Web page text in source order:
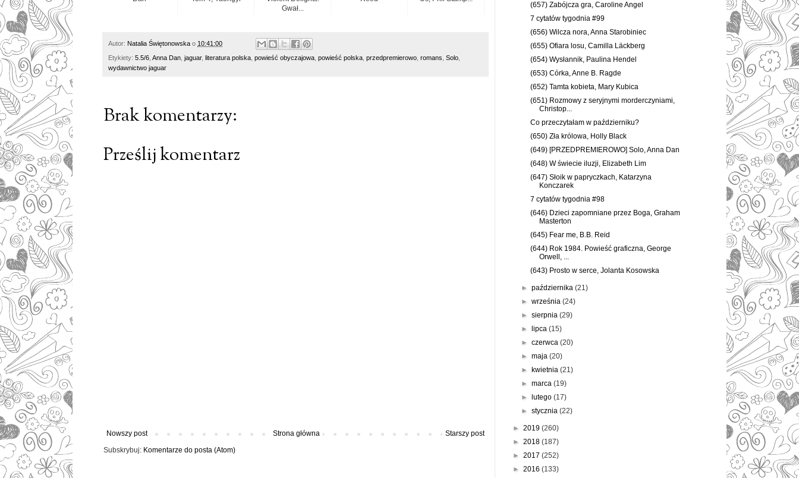
Gwał...
Autor: Natalia Świętonowska o 10:41:00
Etykiety: 5.5/6 Anna Dan jaguar, literatura polska powieść obyczajowa powieść polska przedpremierowo romans Solo
wydawnictwo jaguar
Brak komentarzy:
Prześlij komentarz
Nowszy post Starszy post
Strona główna
Subskrybuj: Komentarze do posta (Atom)
(657) Zabójcza gra, Caroline Angel
7 cytatów tygodnia #99
(656) Wilcza nora, Anna Starobiniec
(655) Ofiara losu, Camilla Läckberg
(654) Wysłannik, Paulina Hendel
(653) Córka, Anne B. Ragde
(652) Tamta kobieta, Mary Kubica
(651) Rozmowy z seryjnymi morderczyniami,
Christop...
Co przeczytałam w październiku?
(650) Zła królowa, Holly Black
(649) [PRZEDPREMIEROWO] Solo, Anna Dan
(648) W świecie iluzji, Elizabeth Lim
(647) Słoik w papryczkach, Katarzyna
Konczarek
7 cytatów tygodnia #98
(646) Dzieci zapomniane przez Boga, Graham
Masterton
(645) Fear me, B.B. Reid
(644) Rok 1984. Powieść graficzna, George
Orwell, ...
(643) Prosto w serce, Jolanta Kosowska
►października(21)
►września(24)
►sierpnia(29)
►
lipca(15)
►czerwca(20)
►maja(20)
► kwietnia(21)
►marca(19)
►
lutego(17)
►stycznia(22)
► 2019 (260)
► 2018 (187)
► 2017 (252)
► 2016 (133)